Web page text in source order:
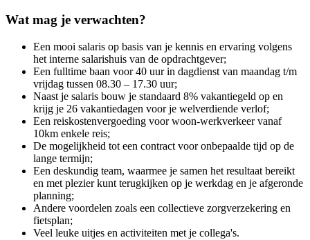
Wat mag je verwachten?
Een mooi salaris op basis van je kennis en ervaring volgens
het interne salarishuis van de opdrachtgever;
Een fulltime baan voor 40 uur in dagdienst van maandag t/m
vrijdag tussen 08.30 – 17.30 uur;
Naast je salaris bouw je standaard 8% vakantiegeld op en
krijg je 26 vakantiedagen voor je welverdiende verlof;
Een reiskostenvergoeding voor woon-werkverkeer vanaf
10km enkele reis;
De mogelijkheid tot een contract voor onbepaalde tijd op de
lange termijn;
Een deskundig team, waarmee je samen het resultaat bereikt
en met plezier kunt terugkijken op je werkdag en je afgeronde
planning;
Andere voordelen zoals een collectieve zorgverzekering en
fietsplan;
Veel leuke uitjes en activiteiten met je collega's.